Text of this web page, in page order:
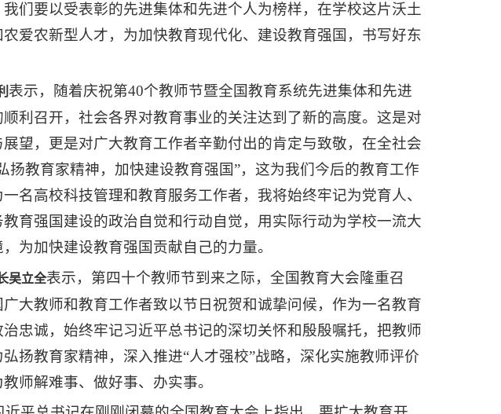
们要以受表彰的先进集体和先进个人为榜样，在学校这片沃土
爱农新型人才，为加快教育现代化、建设教育强国，书写好东
表示，随着庆祝第40个教师节暨全国教育系统先进集体和先进
利召开，社会各界对教育事业的关注达到了新的高度。这是对
望，更是对广大教育工作者辛勤付出的肯定与致敬，在全社会
扬教育家精神，加快建设教育强国”，这为我们今后的教育工作
名高校科技管理和教育服务工作者，我将始终牢记为党育人、
育强国建设的政治自觉和行动自觉，用实际行动为学校一流大
为加快建设教育强国贡献自己的力量。
吴立全表示，第四十个教师节到来之际，全国教育大会隆重召
大教师和教育工作者致以节日祝贺和诚挚问候，作为一名教育
忠诚，始终牢记习近平总书记的深切关怀和殷殷嘱托，把教师
扬教育家精神，深入推进“人才强校”战略，深化实施教师评价
师解难事、做好事、办实事。